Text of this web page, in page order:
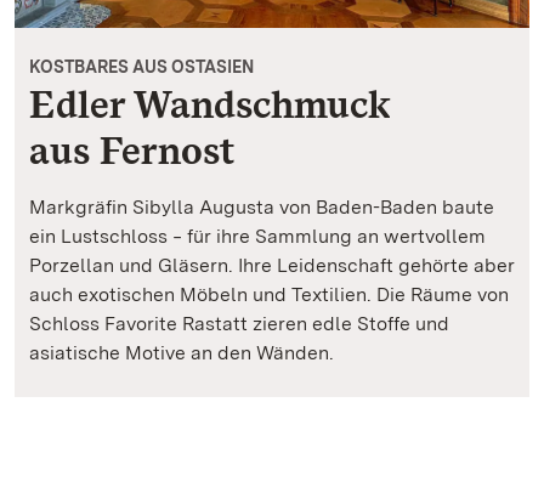
KOSTBARES AUS OSTASIEN
Edler Wandschmuck
aus Fernost
Markgräfin Sibylla Augusta von Baden-Baden baute
ein Lustschloss ‒ für ihre Sammlung an wertvollem
Porzellan und Gläsern. Ihre Leidenschaft gehörte aber
auch exotischen Möbeln und Textilien. Die Räume von
Schloss Favorite Rastatt zieren edle Stoffe und
asiatische Motive an den Wänden.